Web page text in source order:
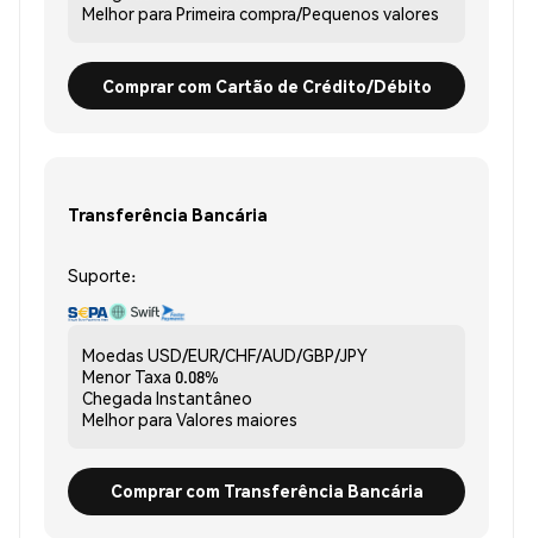
Melhor para Primeira compra/Pequenos valores
Comprar com Cartão de Crédito/Débito
Transferência Bancária
Suporte:
Moedas USD/EUR/CHF/AUD/GBP/JPY
Menor Taxa 0.08%
Chegada Instantâneo
Melhor para Valores maiores
Comprar com Transferência Bancária